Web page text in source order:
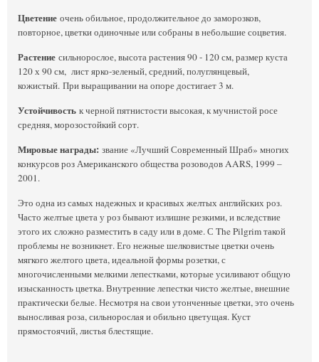
Цветение очень обильное, продолжительное до заморозков,
повторное, цветки одиночные или собраны в небольшие соцветия.
Растение сильнорослое, высота растения 90 - 120 см, размер куста
120 х 90 см, лист ярко-зеленый, средний, полуглянцевый,
кожистый. При выращивании на опоре достигает 3 м.
Устойчивость к черной пятнистости высокая, к мучнистой росе
средняя, морозостойкий сорт.
Мировые награды: звание «Лучший Современный Шраб» многих
конкурсов роз Американского общества розоводов AARS, 1999 –
2001.
Это одна из самых надежных и красивых желтых английских роз.
Часто желтые цвета у роз бывают излишне резкими, и вследствие
этого их сложно разместить в саду или в доме. С The Pilgrim такой
проблемы не возникнет. Его нежные шелковистые цветки очень
мягкого желтого цвета, идеальной формы розетки, с
многочисленными мелкими лепестками, которые усиливают общую
изысканность цветка. Внутренние лепестки чисто желтые, внешние
практически белые. Несмотря на свои утонченные цветки, это очень
выносливая роза, сильнорослая и обильно цветущая. Куст
прямостоячий, листья блестящие.